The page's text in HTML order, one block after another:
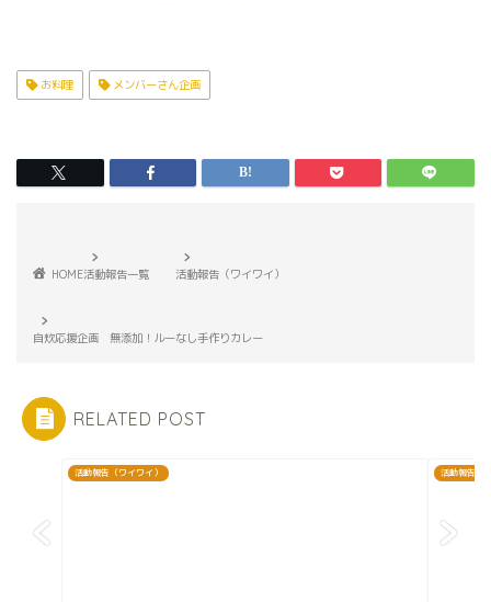
お料理 メンバーさん企画
HOME活動報告一覧 活動報告（ワイワイ）
自炊応援企画 無添加！ルーなし手作りカレー
RELATED POST
活動報告（ワイワイ） 活動報告（